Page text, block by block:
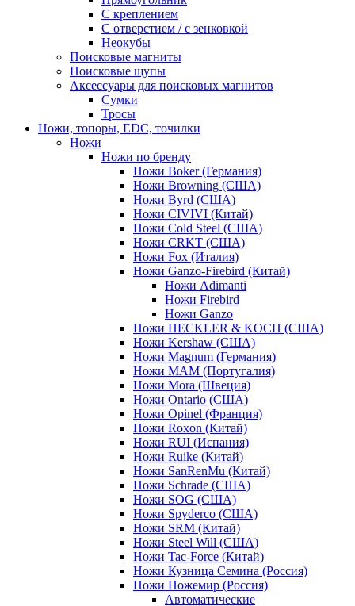
С креплением
С отверстием / с зенковкой
Неокубы
Поисковые магниты
Поисковые щупы
Аксессуары для поисковых магнитов
Сумки
Тросы
Ножи, топоры, EDC, точилки
Ножи
Ножи по бренду
Ножи Boker (Германия)
Ножи Browning (США)
Ножи Byrd (США)
Ножи CIVIVI (Китай)
Ножи Cold Steel (США)
Ножи CRKT (США)
Ножи Fox (Италия)
Ножи Ganzo-Firebird (Китай)
Ножи Adimanti
Ножи Firebird
Ножи Ganzo
Ножи HECKLER & KOCH (США)
Ножи Kershaw (США)
Ножи Magnum (Германия)
Ножи MAM (Португалия)
Ножи Mora (Швеция)
Ножи Ontario (США)
Ножи Opinel (Франция)
Ножи Roxon (Китай)
Ножи RUI (Испания)
Ножи Ruike (Китай)
Ножи SanRenMu (Китай)
Ножи Schrade (США)
Ножи SOG (США)
Ножи Spyderco (США)
Ножи SRM (Китай)
Ножи Steel Will (США)
Ножи Tac-Force (Китай)
Ножи Кузница Семина (Россия)
Ножи Ножемир (Россия)
Автоматические